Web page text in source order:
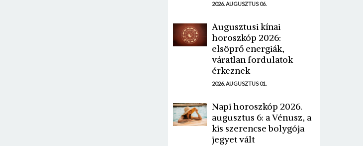
2026. AUGUSZTUS 06.
Augusztusi kínai
horoszkóp 2026:
elsöprő energiák,
váratlan fordulatok
érkeznek
2026. AUGUSZTUS 01.
Napi horoszkóp 2026.
augusztus 6: a Vénusz, a
kis szerencse bolygója
jegyet vált